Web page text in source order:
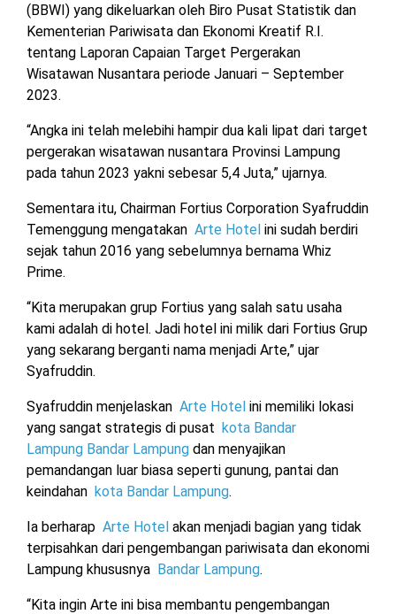
(BBWI) yang dikeluarkan oleh Biro Pusat Statistik dan
Kementerian Pariwisata dan Ekonomi Kreatif R.I.
tentang Laporan Capaian Target Pergerakan
Wisatawan Nusantara periode Januari – September
2023.
“Angka ini telah melebihi hampir dua kali lipat dari target
pergerakan wisatawan nusantara Provinsi Lampung
pada tahun 2023 yakni sebesar 5,4 Juta,” ujarnya.
Sementara itu, Chairman Fortius Corporation Syafruddin
Temenggung mengatakan Arte Hotel ini sudah berdiri
sejak tahun 2016 yang sebelumnya bernama Whiz
Prime.
“Kita merupakan grup Fortius yang salah satu usaha
kami adalah di hotel. Jadi hotel ini milik dari Fortius Grup
yang sekarang berganti nama menjadi Arte,” ujar
Syafruddin.
Syafruddin menjelaskan Arte Hotel ini memiliki lokasi
yang sangat strategis di pusat kota Bandar
Lampung Bandar Lampung dan menyajikan
pemandangan luar biasa seperti gunung, pantai dan
keindahan kota Bandar Lampung.
Ia berharap Arte Hotel akan menjadi bagian yang tidak
terpisahkan dari pengembangan pariwisata dan ekonomi
Lampung khususnya Bandar Lampung.
“Kita ingin Arte ini bisa membantu pengembangan